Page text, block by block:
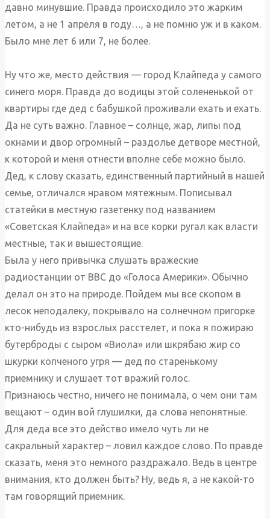
давно минувшие. Правда происходило это жарким
летом, а не 1 апреля в году…, а не помню уж и в каком.
Было мне лет 6 или 7, не более.
Ну что же, место действия — город Клайпеда у самого
синего моря. Правда до водицы этой солененькой от
квартиры где дед с бабушкой проживали ехать и ехать.
Да не суть важно. Главное – солнце, жар, липы под
окнами и двор огромный – раздолье детворе местной,
к которой и меня отнести вполне себе можно было.
Дед, к слову сказать, единственный партийный в нашей
семье, отличался нравом мятежным. Пописывал
статейки в местную газетенку под названием
«Советская Клайпеда» и на все корки ругал как власти
местные, так и вышестоящие.
Была у него привычка слушать вражеские
радиостанции от ВВС до «Голоса Америки». Обычно
делал он это на природе. Пойдем мы все скопом в
лесок неподалеку, покрывало на солнечном пригорке
кто-нибудь из взрослых расстелет, и пока я пожираю
бутерброды с сыром «Виола» или шкрябаю жир со
шкурки копченого угря — дед по старенькому
приемнику и слушает тот вражий голос.
Признаюсь честно, ничего не понимала, о чем они там
вещают – один вой глушилки, да слова непонятные.
Для деда все это действо имело чуть ли не
сакральный характер – ловил каждое слово. По правде
сказать, меня это немного раздражало. Ведь в центре
внимания, кто должен быть? Ну, ведь я, а не какой-то
там говорящий приемник.